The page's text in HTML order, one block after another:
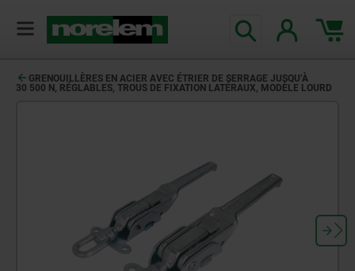
GRENOUILLÈRES EN ACIER AVEC ÉTRIER DE SERRAGE JUSQU’À
30 500 N, RÉGLABLES, TROUS DE FIXATION LATÉRAUX, MODÈLE LOURD